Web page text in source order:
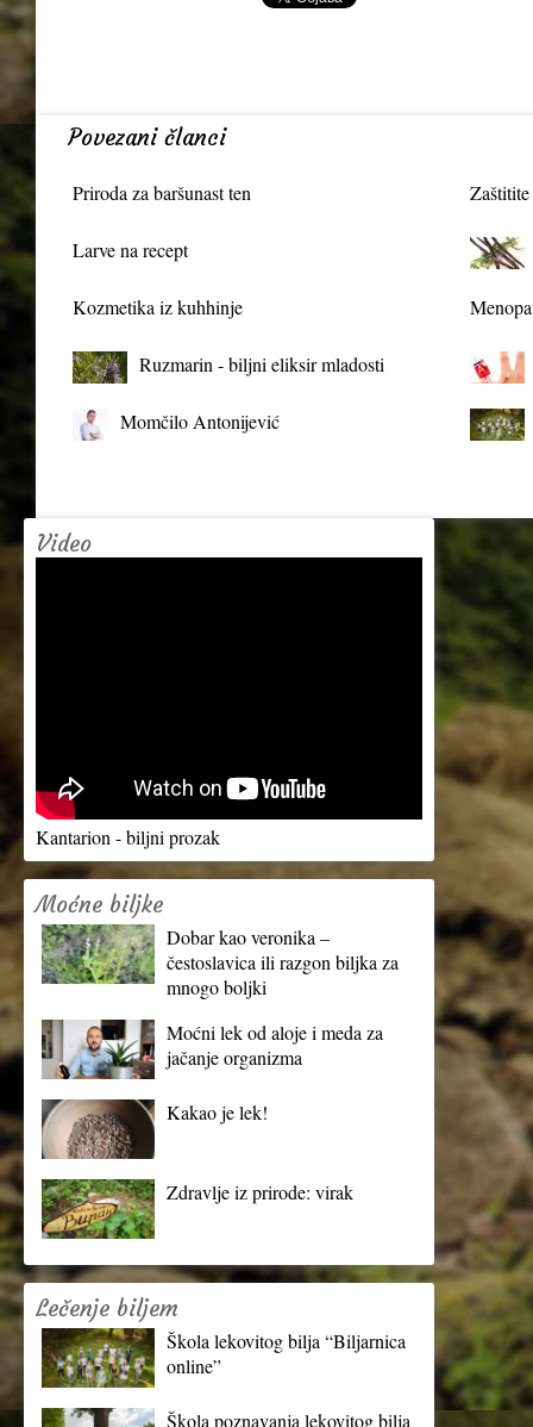
Povezani članci
Priroda za baršunast ten
Larve na recept
Kozmetika iz kuhhinje
Ruzmarin - biljni eliksir mladosti
Momčilo Antonijević
Video
Kantarion - biljni prozak
Moćne biljke
Dobar kao veronika –
čestoslavica ili razgon biljka za
mnogo boljki
Moćni lek od aloje i meda za
jačanje organizma
Kakao je lek!
Zdravlje iz prirode: virak
Lečenje biljem
Škola lekovitog bilja “Biljarnica
online”
Škola poznavanja lekovitog bilja